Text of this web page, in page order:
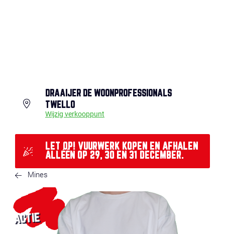
DRAAIJER DE WOONPROFESSIONALS
TWELLO
Wijzig verkooppunt
LET OP! VUURWERK KOPEN EN AFHALEN
ALLÉÉN OP 29, 30 EN 31 DECEMBER.
Mines
ACTIE